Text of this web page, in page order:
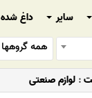
سایر داغ شده
همه گروهها
:لوازم صنعتی